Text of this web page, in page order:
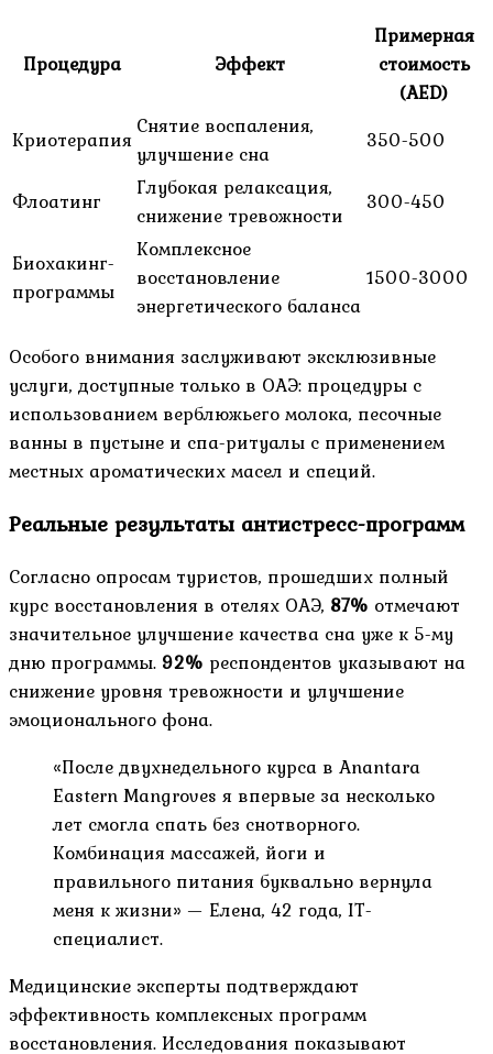
Процедура Эффект
Примерная
стоимость
(AED)
КриотерапияСнятие воспаления,
улучшение сна
350-500
Флоатинг
Глубокая релаксация,
снижение тревожности
300-450
Биохакинг-
программы
Комплексное
восстановление
энергетического баланса
1500-3000
Особого внимания заслуживают эксклюзивные
услуги, доступные только в ОАЭ: процедуры с
использованием верблюжьего молока, песочные
ванны в пустыне и спа-ритуалы с применением
местных ароматических масел и специй.
Реальные результаты антистресс-программ
Согласно опросам туристов, прошедших полный
курс восстановления в отелях ОАЭ, 87% отмечают
значительное улучшение качества сна уже к 5-му
дню программы. 92% респондентов указывают на
снижение уровня тревожности и улучшение
эмоционального фона.
«После двухнедельного курса в Anantara
Eastern Mangroves я впервые за несколько
лет смогла спать без снотворного.
Комбинация массажей, йоги и
правильного питания буквально вернула
меня к жизни» — Елена, 42 года, IT-
специалист.
Медицинские эксперты подтверждают
эффективность комплексных программ
восстановления. Исследования показывают